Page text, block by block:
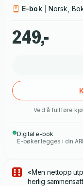
E-bok Norsk,
249,-
Ved å fullføre
Digital e-bok
E-bøker legges i din
«Men nettopp
herlig